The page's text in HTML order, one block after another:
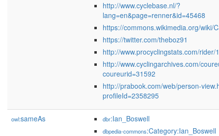
http://www.cyclebase.nl/?
lang=en&page=renner&id=45468
https://commons.wikimedia.org/wiki/
https://twitter.com/theboz91
http://www.procyclingstats.com/rider/
http://www.cyclingarchives.com/
coureurid=31592
http://prabook.com/web/person-
profileId=2358295
owl:sameAs dbr:Ian_Boswell
dbpedia-commons:Category:Ian_Boswell